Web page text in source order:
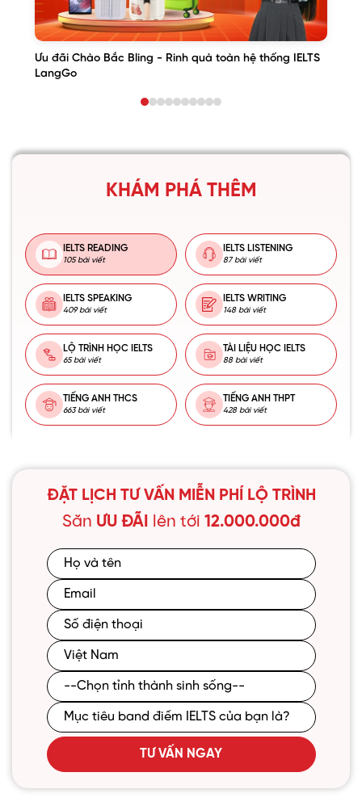
Ưu đãi Chào Bắc Bling - Rinh quà toàn hệ thống IELTS
LangGo
KHÁM PHÁ THÊM
IELTS READING
105 bài viết
IELTS LISTENING
87 bài viết
IELTS SPEAKING
409 bài viết
IELTS WRITING
148 bài viết
LỘ TRÌNH HỌC IELTS
65 bài viết
TÀI LIỆU HỌC IELTS
88 bài viết
TIẾNG ANH THCS
663 bài viết
TIẾNG ANH THPT
428 bài viết
ĐẶT LỊCH TƯ VẤN MIỄN PHÍ LỘ TRÌNH
Săn ƯU ĐÃI lên tới 12.000.000đ
TƯ VẤN NGAY